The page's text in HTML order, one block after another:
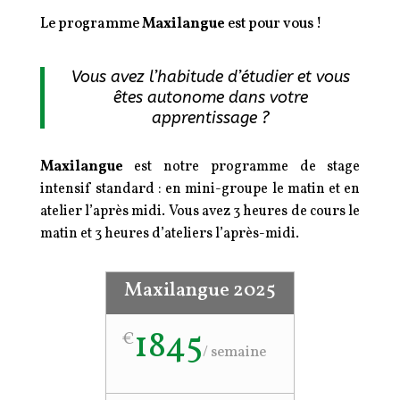
Le programmeMaxilangue est pour vous !
Vous avez l’habitude d’étudier et vous
êtes autonome dans votre
apprentissage ?
Maxilangue est notre programme de stage
intensif standard : en mini-groupe le matin et en
atelier l’après midi. Vous avez 3 heures de cours le
matin et 3 heures d’ateliers l’après-midi.
Maxilangue 2025
€1845/semaine